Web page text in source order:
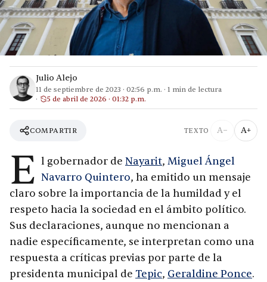
Julio Alejo
11 de septiembre de 2023 · 02:56 p.m. · 1 min de lectura
5 de abril de 2026 · 01:32 p.m.
COMPARTIR TEXTO A− A+
E l gobernador de Nayarit, Miguel Ángel
Navarro Quintero, ha emitido un mensaje
claro sobre la importancia de la humildad y el
respeto hacia la sociedad en el ámbito político.
Sus declaraciones, aunque no mencionan a
nadie específicamente, se interpretan como una
respuesta a críticas previas por parte de la
presidenta municipal de Tepic, Geraldine Ponce.